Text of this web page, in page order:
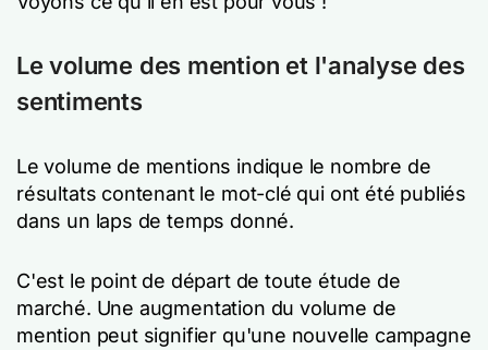
Le volume des mention et l'analyse des
sentiments
Le volume de mentions indique le nombre de
résultats contenant le mot-clé qui ont été publiés
dans un laps de temps donné.
C'est le point de départ de toute étude de
marché. Une augmentation du volume de
mention peut signifier qu'une nouvelle campagne